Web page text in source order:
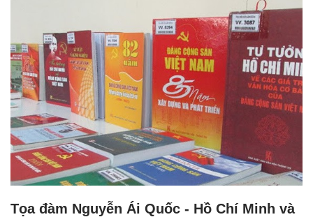
Tọa đàm Nguyễn Ái Quốc - Hồ Chí Minh và